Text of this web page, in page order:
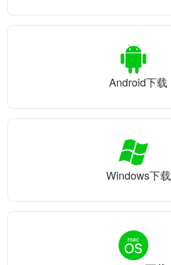
Android下载
Windows下载